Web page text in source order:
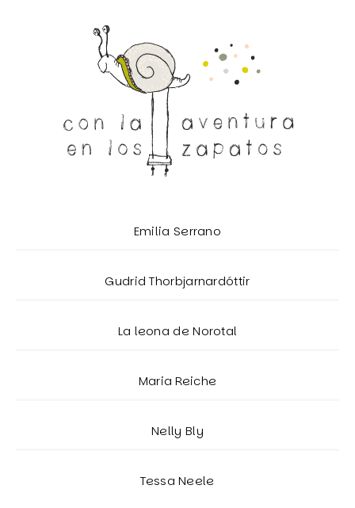
Emilia Serrano
Gudrid Thorbjarnardóttir
La leona de Norotal
Maria Reiche
Nelly Bly
Tessa Neele